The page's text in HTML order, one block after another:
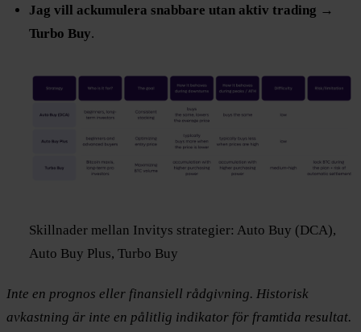
Jag vill ackumulera snabbare utan aktiv trading →
Turbo Buy.
Skillnader mellan Invitys strategier: Auto Buy (DCA),
Auto Buy Plus, Turbo Buy
Inte en prognos eller finansiell rådgivning. Historisk
avkastning är inte en pålitlig indikator för framtida resultat.